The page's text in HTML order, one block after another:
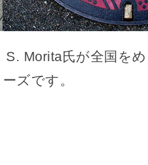
S. Morita氏が全国を
ズです。